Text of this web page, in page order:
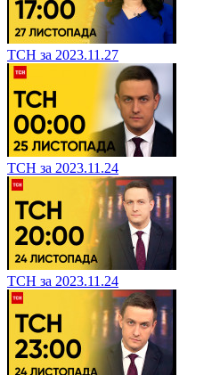
ТСН за 2023.11.27
ТСН за 2023.11.24
ТСН за 2023.11.24